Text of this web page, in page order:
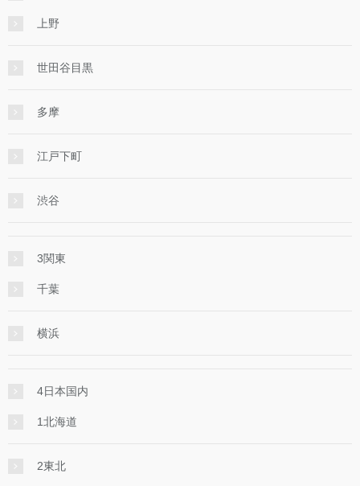
上野
世田谷目黒
多摩
江戸下町
渋谷
3関東
千葉
横浜
4日本国内
1北海道
2東北